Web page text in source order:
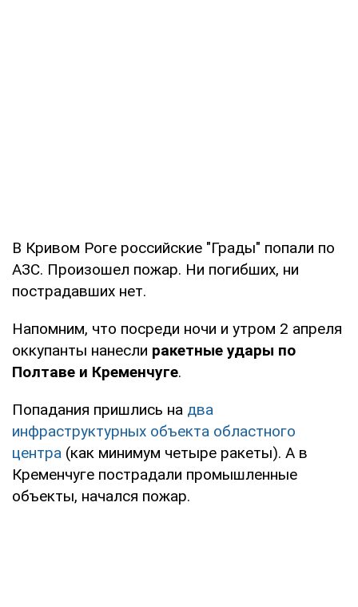
В Кривом Роге российские "Грады" попали по
АЗС. Произошел пожар. Ни погибших, ни
пострадавших нет.
Напомним, что посреди ночи и утром 2 апреля
оккупанты нанесли ракетные удары по
Полтаве и Кременчуге.
Попадания пришлись на два
инфраструктурных объекта областного
центра (как минимум четыре ракеты). А в
Кременчуге пострадали промышленные
объекты, начался пожар.